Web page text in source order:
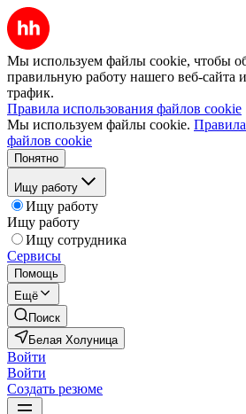
Мы используем файлы cookie, чтобы
правильную работу нашего веб-сайта
трафик.
Правила использования файлов cookie
Мы используем файлы cookie.
файлов cookie
Понятно
Ищу работу
Ищу работу
Ищу работу
Ищу сотрудника
Сервисы
Помощь
Ещё
Поиск
Белая Холуница
Войти
Войти
Создать резюме